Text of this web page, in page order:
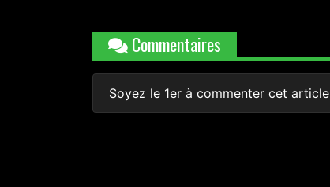
Commentaires
Soyez le 1er à commenter cet article